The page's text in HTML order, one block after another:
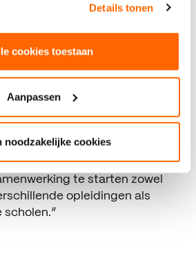
Details tonen
cookies toestaan
Aanpassen
noodzakelijke cookies
set te staan. David: “Er is van
van de film bij Vue Eindhoven
het hele proces van een virtual
We hopen volgend jaar
te starten zowel
opleidingen als